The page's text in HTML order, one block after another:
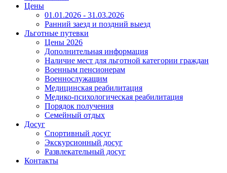
Цены
01.01.2026 - 31.03.2026
Ранний заезд и поздний выезд
Льготные путевки
Цены 2026
Дополнительная информация
Наличие мест для льготной категории граждан
Военным пенсионерам
Военнослужащим
Медицинская реабилитация
Медико-психологическая реабилитация
Порядок получения
Семейный отдых
Досуг
Спортивный досуг
Экскурсионный досуг
Развлекательный досуг
Контакты